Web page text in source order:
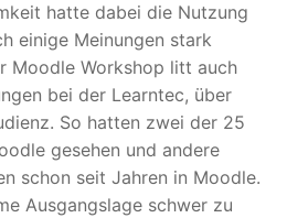
hatte dabei die Nutzung
einige Meinungen stark
Moodle Workshop litt auch
bei der Learntec, über
So hatten zwei der 25
gesehen und andere
schon seit Jahren in Moodle.
Ausgangslage schwer zu